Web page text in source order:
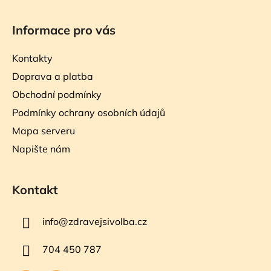
Informace pro vás
Kontakty
Doprava a platba
Obchodní podmínky
Podmínky ochrany osobních údajů
Mapa serveru
Napište nám
Kontakt
info@zdravejsivolba.cz
704 450 787